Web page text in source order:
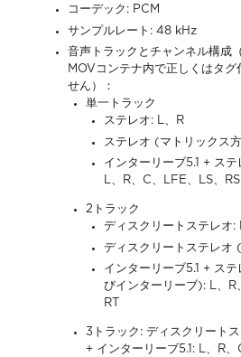
コーデック: PCM
サンプルレート: 48 kHz
音声トラックとチャンネル構成
MOVコンテナ内で正しくはタグ
せん）：
単一トラック
ステレオ: L、R
ステレオ (マトリックス
インターリーブ5.1 + ス
L、R、C、LFE、LS、RS
2トラック
ディスクリートステレオ:
ディスクリートステレオ
インターリーブ5.1 + ス
びインターリーブ): L、R
RT
3トラック: ディスクリート
+ インターリーブ5.1: L、R